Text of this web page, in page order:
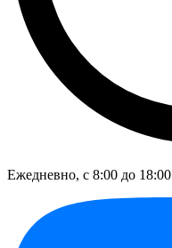
Ежедневно, с 8:00 до 18:00